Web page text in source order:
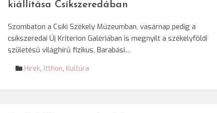
kiállítása Csíkszeredában
Szombaton a Csíki Székely Múzeumban, vasárnap pedig a
csíkszeredai Új Kriterion Galériában is megnyílt a székelyföldi
születésű világhírű fizikus, Barabási…
Hírek, Itthon, Kultúra